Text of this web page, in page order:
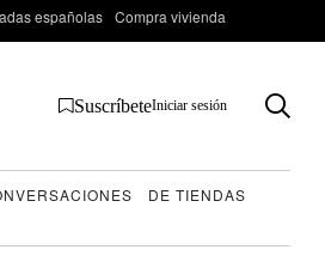
españolas Compra vivienda
SuscríbeteIniciar sesión
DE TIENDAS